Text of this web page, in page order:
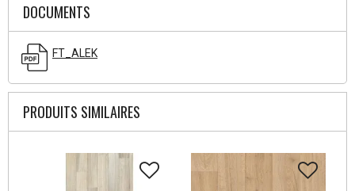
DOCUMENTS
FT_ALEK
PRODUITS SIMILAIRES